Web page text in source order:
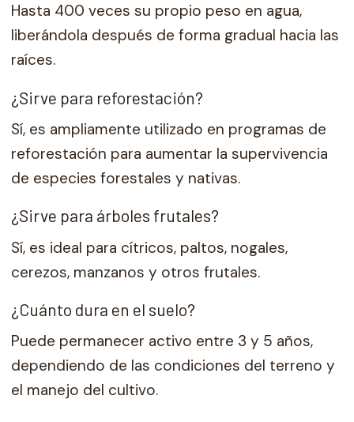
Hasta 400 veces su propio peso en agua,
liberándola después de forma gradual hacia las
raíces.
¿Sirve para reforestación?
Sí, es ampliamente utilizado en programas de
reforestación para aumentar la supervivencia
de especies forestales y nativas.
¿Sirve para árboles frutales?
Sí, es ideal para cítricos, paltos, nogales,
cerezos, manzanos y otros frutales.
¿Cuánto dura en el suelo?
Puede permanecer activo entre 3 y 5 años,
dependiendo de las condiciones del terreno y
el manejo del cultivo.